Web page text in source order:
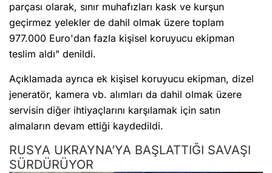
parçası olarak, sınır muhafızları kask ve kurşun
geçirmez yelekler de dahil olmak üzere toplam
977.000 Euro'dan fazla kişisel koruyucu ekipman
teslim aldı" denildi.
Açıklamada ayrıca ek kişisel koruyucu ekipman, dizel
jeneratör, kamera vb. alımları da dahil olmak üzere
servisin diğer ihtiyaçlarını karşılamak için satın
almaların devam ettiği kaydedildi.
RUSYA UKRAYNA’YA BAŞLATTIĞI SAVAŞI
SÜRDÜRÜYOR